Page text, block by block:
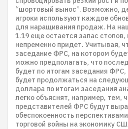
“шортовый вынос”. Возможно,
игроки используют каждое
для наращивания продаж. На
1.19 еще остается запас
непременно придет. Учитывая,
заседание ФРС, на котором
можно предполагать, что
будет по итогам заседания
будет продолжаться на
доллара по итогам заседания
легко объяснят, например, тем,
представителей ФРС будут
обеспокоенность
торговой войны на экономику